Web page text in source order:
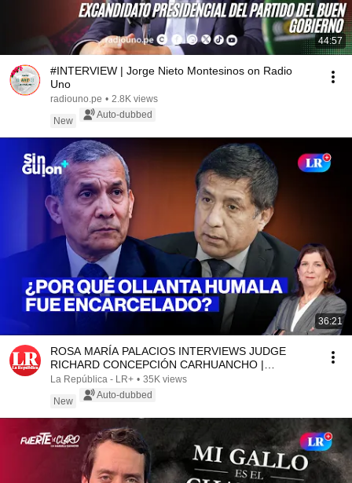
44:57
#INTERVIEW | Jorge Nieto Montesinos on Radio
Uno
radiouno.pe • 2.8K views
New
Auto-dubbed
36:21
ROSA MARÍA PALACIOS INTERVIEWS JUDGE
RICHARD CONCEPCIÓN CARHUANCHO |
WITHOUT A SCRIPT
La República - LR+ • 35K views
New
Auto-dubbed